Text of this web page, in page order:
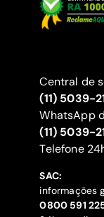
Central de
(11) 5039-
WhatsApp
(11) 5039-
‍Telefone
SAC:
informações
‍0800 591